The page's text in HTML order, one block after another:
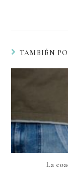
TAMBIÉN
La